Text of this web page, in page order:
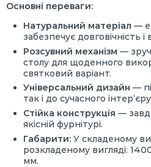
Основні переваги:
Натуральний матеріал —
забезпечує довговічність
Розсувний механізм —
столу для щоденного
святковий варіант.
Універсальний дизайн —
так і до сучасного
Стійка конструкція —
якісній фурнітурі.
Габарити: У складеному
розкладеному вигляді:
мм.